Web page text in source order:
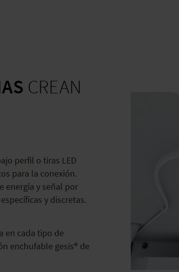
CREAN
perfil o tiras LED
para la conexión.
energía y señal por
y discretas.
en cada tipo de
enchufable gesis® de